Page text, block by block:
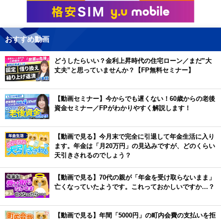
おすすめ動画
どうしたらいい？金利上昇時代の住宅ローン／まだ”大
丈夫”と思っていませんか？【FP無料セミナー】
【動画セミナー】今からでも遅くない！60歳からの老後
資金セミナー／FPがわかりやすく解説します！
【動画で見る】今月末で完全に引退して年金生活に入り
ます。年金は「月20万円」の見込みですが、どのくらい
天引きされるのでしょう？
【動画で見る】70代の親が「年金を受け取らないまま」
亡くなっていたようです。これっておかしいですか…？
【動画で見る】年間「5000円」の町内会費の支払いを拒